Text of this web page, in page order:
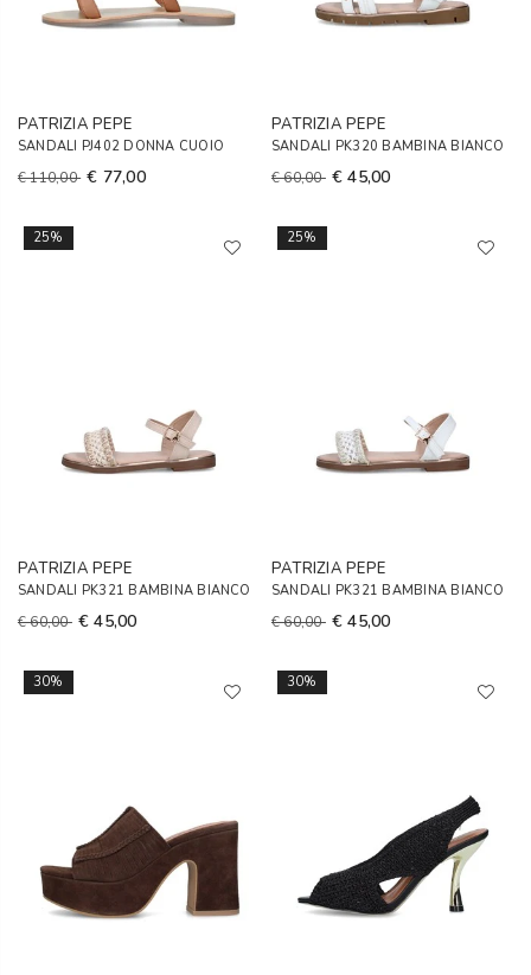
PATRIZIA PEPE
SANDALI PJ402 DONNA CUOIO
€ 110,00 € 77,00
PATRIZIA PEPE
SANDALI PK320 BAMBINA BIANCO
€ 60,00 € 45,00
25%
PATRIZIA PEPE
SANDALI PK321 BAMBINA BIANCO
€ 60,00 € 45,00
25%
PATRIZIA PEPE
SANDALI PK321 BAMBINA BIANCO
€ 60,00 € 45,00
30% 30%